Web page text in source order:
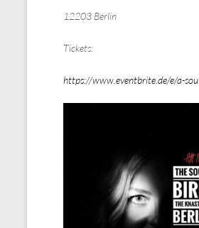
12203 Berlin
Tickets:
https://www.eventbrite.de/e/a-